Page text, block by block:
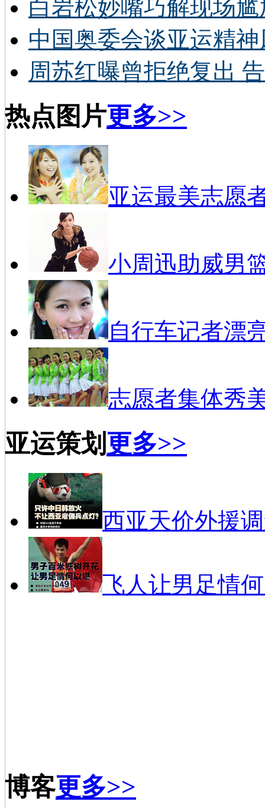
白岩松妙嘴巧解现场
中国奥委会谈亚运精
周苏红曝曾拒绝复出
热点图片更多>>
亚运最美志愿
小周迅助威男
自行车记者漂
志愿者集体秀
亚运策划 更多>>
西亚天价外援
飞人让男足情
博客更多>>